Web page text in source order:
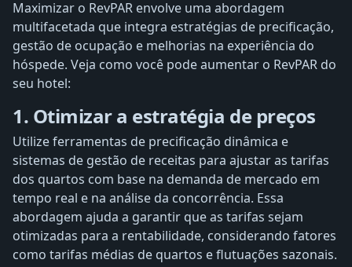
Maximizar o RevPAR envolve uma abordagem
multifacetada que integra estratégias de precificação,
gestão de ocupação e melhorias na experiência do
hóspede. Veja como você pode aumentar o RevPAR do
seu hotel:
1. Otimizar a estratégia de preços
Utilize ferramentas de precificação dinâmica e
sistemas de gestão de receitas para ajustar as tarifas
dos quartos com base na demanda de mercado em
tempo real e na análise da concorrência. Essa
abordagem ajuda a garantir que as tarifas sejam
otimizadas para a rentabilidade, considerando fatores
como tarifas médias de quartos e flutuações sazonais.